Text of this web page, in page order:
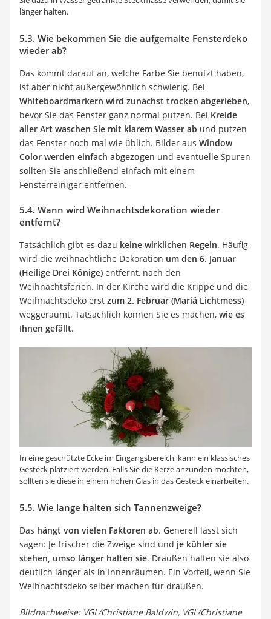
länger halten.
5.3. Wie bekommen Sie die aufgemalte Fensterdeko
wieder ab?
Das kommt darauf an, welche Farbe Sie benutzt haben,
ist aber nicht außergewöhnlich schwierig. Bei
Whiteboardmarkern wird zunächst trocken abgerieben,
bevor Sie das Fenster ganz normal putzen. Bei Kreide
aller Art waschen Sie mit klarem Wasser ab und putzen
das Fenster noch mal wie üblich. Bilder aus Window
Color werden einfach abgezogen und eventuelle Spuren
sollten Sie anschließend einfach mit einem
Fensterreiniger entfernen.
5.4. Wann wird Weihnachtsdekoration wieder
entfernt?
Tatsächlich gibt es dazu keine wirklichen Regeln. Häufig
wird die weihnachtliche Dekoration um den 6. Januar
(Heilige Drei Könige) entfernt, nach den
Weihnachtsferien. In der Kirche wird die Krippe und die
Weihnachtsdeko erst zum 2. Februar (Mariä Lichtmess)
weggeräumt. Tatsächlich können Sie es machen, wie es
Ihnen gefällt.
In eine geschützte Ecke im Eingangsbereich, kann ein klassisches
Gesteck platziert werden. Falls Sie die Kerze anzünden möchten,
sollten sie diese in einem hohen Glas in das Gesteck einarbeiten.
5.5. Wie lange halten sich Tannenzweige?
Das hängt von vielen Faktoren ab. Generell lässt sich
sagen: Je frischer die Zweige sind und je kühler sie
stehen, umso länger halten sie. Draußen halten sie also
deutlich länger als in Innenräumen. Ein Vorteil, wenn Sie
Weihnachtsdeko selber machen für draußen.
Bildnachweise: VGL/Christiane Baldwin, VGL/Christiane